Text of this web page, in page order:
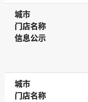
城市
城市
门店名称
门店名称
信息公示
信息公示
城市
城市
门店名称
门店名称